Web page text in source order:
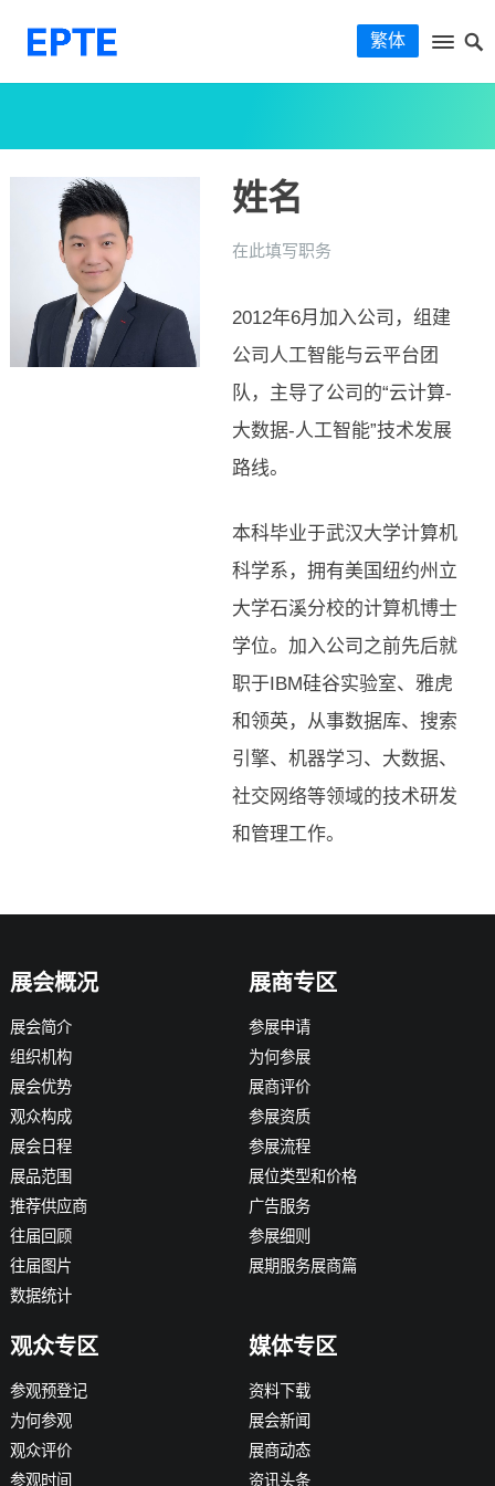
繁体
姓名
在此填写职务
2012年6月加入公司，组建
公司人工智能与云平台团
队，主导了公司的“云计算-
大数据-人工智能”技术发展
路线。
本科毕业于武汉大学计算机
科学系，拥有美国纽约州立
大学石溪分校的计算机博士
学位。加入公司之前先后就
职于IBM硅谷实验室、雅虎
和领英，从事数据库、搜索
引擎、机器学习、大数据、
社交网络等领域的技术研发
和管理工作。
展会概况
展会简介
组织机构
展会优势
观众构成
展会日程
展品范围
推荐供应商
往届回顾
往届图片
数据统计
展商专区
参展申请
为何参展
展商评价
参展资质
参展流程
展位类型和价格
广告服务
参展细则
展期服务展商篇
观众专区
参观预登记
为何参观
观众评价
参观时间
媒体专区
资料下载
展会新闻
展商动态
资讯头条